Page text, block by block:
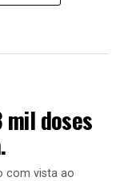
mil doses
com vista ao